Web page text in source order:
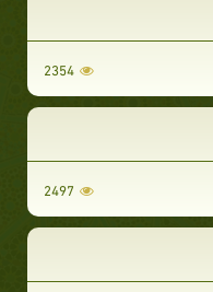
2354
2497